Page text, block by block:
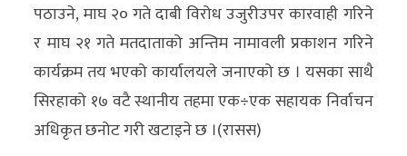
पठाउने, माघ २० गते दाबी विरोध उजुरीउपर कारवाही गरिने
र माघ २१ गते मतदाताको अन्तिम नामावली प्रकाशन गरिने
कार्यक्रम तय भएको कार्यालयले जनाएको छ । यसका साथै
सिरहाको १७ वटै स्थानीय तहमा एक÷एक सहायक निर्वाचन
अधिकृत छनोट गरी खटाइने छ ।(रासस)